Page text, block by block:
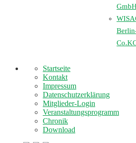
Startseite
Kontakt
Impressum
Datenschutzerklärung
Mitglieder-Login
Veranstaltungsprogramm
Chronik
Download